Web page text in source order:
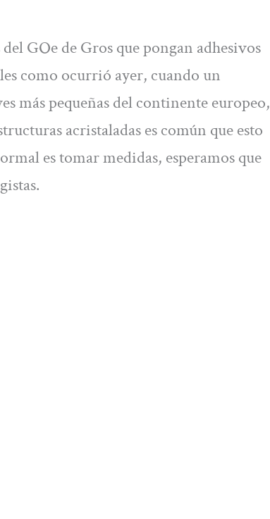
GOe de Gros que pongan adhesivos
como ocurrió ayer, cuando un
más pequeñas del continente europeo,
acristaladas es común que esto
es tomar medidas, esperamos que